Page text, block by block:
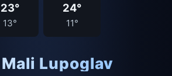
23°
13°
24°
11°
Lupoglav